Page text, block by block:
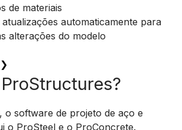
de materiais
atualizações automaticamente para
alterações do modelo
❯
o software de projeto de aço e
o ProSteel e o ProConcrete.